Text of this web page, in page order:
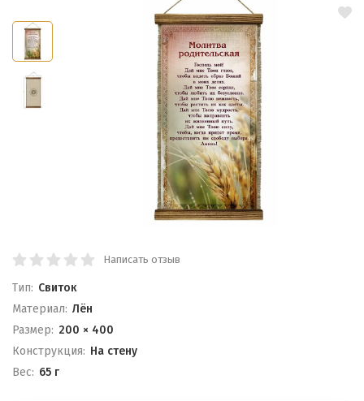
Написать отзыв
Тип: Свиток
Материал: Лён
Размер: 200 × 400
Конструкция: На стену
Вес: 65 г